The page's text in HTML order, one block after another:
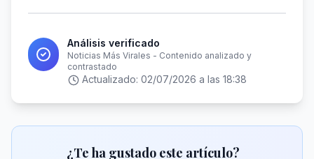
Análisis verificado
Noticias Más Virales - Contenido analizado y
contrastado
Actualizado: 02/07/2026 a las 18:38
¿Te ha gustado este artículo?